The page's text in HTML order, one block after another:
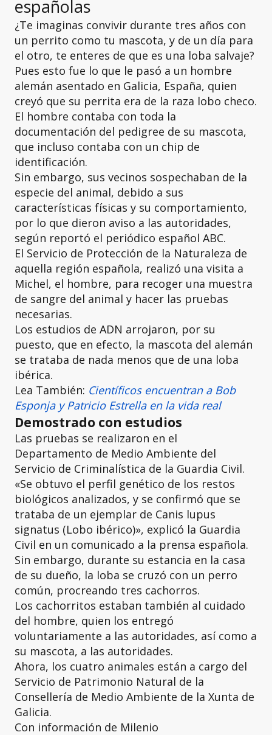
españolas
¿Te imaginas convivir durante tres años con
un perrito como tu mascota, y de un día para
el otro, te enteres de que es una loba salvaje?
Pues esto fue lo que le pasó a un hombre
alemán asentado en Galicia, España, quien
creyó que su perrita era de la raza lobo checo.
El hombre contaba con toda la
documentación del pedigree de su mascota,
que incluso contaba con un chip de
identificación.
Sin embargo, sus vecinos sospechaban de la
especie del animal, debido a sus
características físicas y su comportamiento,
por lo que dieron aviso a las autoridades,
según reportó el periódico español ABC.
El Servicio de Protección de la Naturaleza de
aquella región española, realizó una visita a
Michel, el hombre, para recoger una muestra
de sangre del animal y hacer las pruebas
necesarias.
Los estudios de ADN arrojaron, por su
puesto, que en efecto, la mascota del alemán
se trataba de nada menos que de una loba
ibérica.
Lea También: Científicos encuentran a Bob
Esponja y Patricio Estrella en la vida real
Demostrado con estudios
Las pruebas se realizaron en el
Departamento de Medio Ambiente del
Servicio de Criminalística de la Guardia Civil.
«Se obtuvo el perfil genético de los restos
biológicos analizados, y se confirmó que se
trataba de un ejemplar de Canis lupus
signatus (Lobo ibérico)», explicó la Guardia
Civil en un comunicado a la prensa española.
Sin embargo, durante su estancia en la casa
de su dueño, la loba se cruzó con un perro
común, procreando tres cachorros.
Los cachorritos estaban también al cuidado
del hombre, quien los entregó
voluntariamente a las autoridades, así como a
su mascota, a las autoridades.
Ahora, los cuatro animales están a cargo del
Servicio de Patrimonio Natural de la
Consellería de Medio Ambiente de la Xunta de
Galicia.
Con información de Milenio